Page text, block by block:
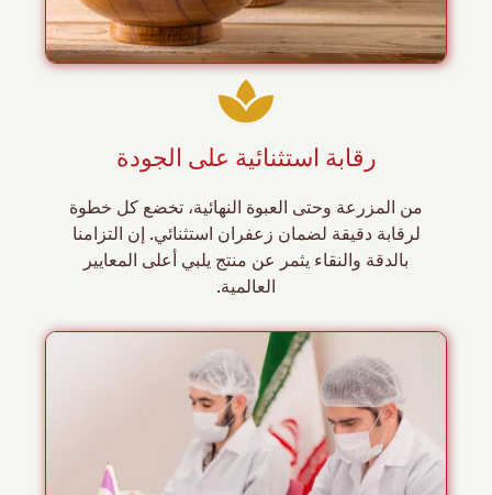
رقابة استثنائية على الجودة
من المزرعة وحتى العبوة النهائية، تخضع كل خطوة
لرقابة دقيقة لضمان زعفران استثنائي. إن التزامنا
بالدقة والنقاء يثمر عن منتج يلبي أعلى المعايير
العالمية.